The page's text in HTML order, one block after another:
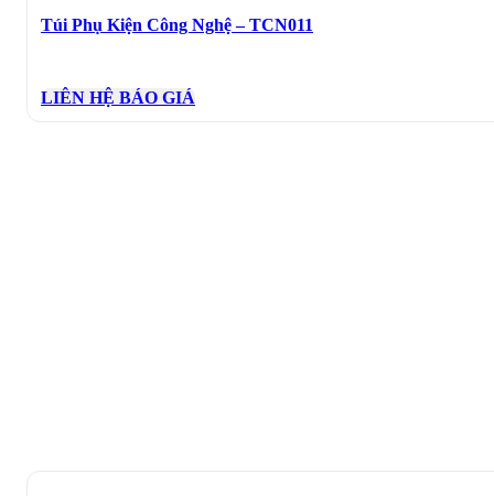
Túi Phụ Kiện Công Nghệ – TCN011
LIÊN HỆ BÁO GIÁ